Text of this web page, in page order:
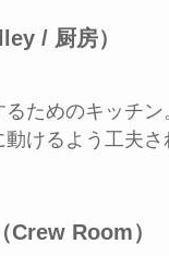
/ 厨房）
ためのキッチン
けるよう工夫さ
Crew Room）